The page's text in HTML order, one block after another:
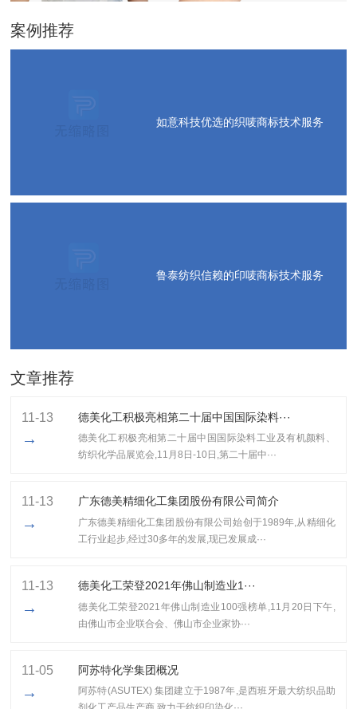
案例推荐
如意科技优选的织唛商标技术服务
鲁泰纺织信赖的印唛商标技术服务
文章推荐
11-13
→
德美化工积极亮相第二十届中国国际染料···
德美化工积极亮相第二十届中国国际染料工业及有机颜料、
纺织化学品展览会,11月8日-10日,第二十届中···
11-13
→
广东德美精细化工集团股份有限公司简介
广东德美精细化工集团股份有限公司始创于1989年,从精细化
工行业起步,经过30多年的发展,现已发展成···
11-13
→
​德美化工荣登2021年佛山制造业1···
​德美化工荣登2021年佛山制造业100强榜单,11月20日下午,
由佛山市企业联合会、佛山市企业家协···
11-05
→
阿苏特化学集团概况
阿苏特(ASUTEX) 集团建立于1987年,是西班牙最大纺织品助